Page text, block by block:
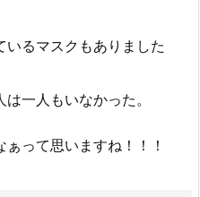
るマスクもありました
一人もいなかった。
って思いますね！！！